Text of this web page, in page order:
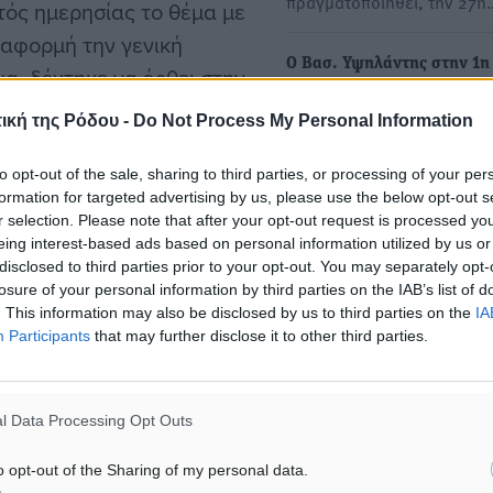
της Ρόδου - Do Not Process My Personal Information
opt-out of the sale, sharing to third parties, or processing of your
for targeted advertising by us, please use the below opt-out
selection. Please note that after your opt-out request is processed
interest-based ads based on personal information utilized by us
to third parties prior to your opt-out. You may separately
of your personal information by third parties on the IAB’s list of
This information may also be disclosed by us to third parties on the
Participants that may further disclose it to other third parties.
Data Processing Opt Outs
opt-out of the Sharing of my personal data.
ημερησίας το θέμα με
την γενική
δέχτηκε να έρθει στην
συζητηθεί στην Ρόδο.
συμβουλίου Νοτίου
κ. Χατζημάρκου για
του 75% του Τέλους
του ν. 5073/2023) στην
ανάπτυξης’:
Ο Βασ. Υψηλάντης στην 1η
Εκτελεστικής Επιτροπής
Π.Ε.Δ.…
Ο Κοσμήτορας της Βουλής
Βουλευτής Δωδεκανήσου
Α. Υψηλάντης παρευρέθη
σήμερα…
Στις 24 Απριλίου η Ειδική
πραγματοποιηθεί η ειδική